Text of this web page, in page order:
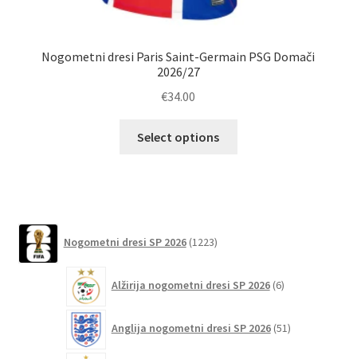
Nogometni dresi Paris Saint-Germain PSG Domači
2026/27
€34.00
Select options
na
izdelka
Nogometni dresi SP 2026 1223izdelkov
Alžirija nogometni dresi SP 2026 6izdelkov
Anglija nogometni dresi SP 2026 51izdelkov